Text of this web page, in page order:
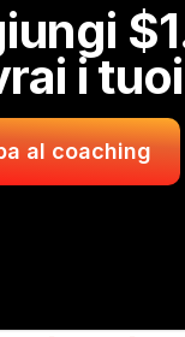
i
al coaching